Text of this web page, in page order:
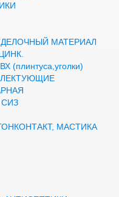
МАТЕРИАЛ
МАСТИКА